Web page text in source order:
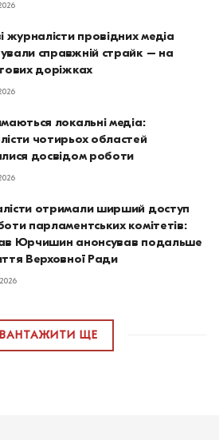
журналісти провідних медіа
справжній страйк – на
доріжках
локальні медіа:
чотирьох областей
досвідом роботи
отримали ширший доступ
парламентських комітетів:
Юрчишин анонсував подальше
Верховної Ради
ЩЕ